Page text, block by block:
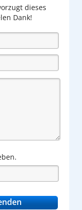
dieses
Dank!